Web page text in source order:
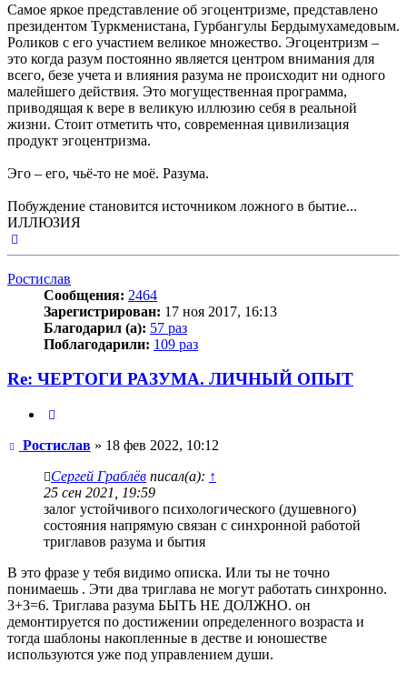
Самое яркое представление об эгоцентризме, представлено
президентом Туркменистана, Гурбангулы Бердымухамедовым.
Роликов с его участием великое множество. Эгоцентризм –
это когда разум постоянно является центром внимания для
всего, безе учета и влияния разума не происходит ни одного
малейшего действия. Это могущественная программа,
приводящая к вере в великую иллюзию себя в реальной
жизни. Стоит отметить что, современная цивилизация
продукт эгоцентризма.
Эго – его, чьё-то не моё. Разума.
Побуждение становится источником ложного в бытие...
ИЛЛЮЗИЯ
к
Ростислав
Сообщения: 2464
Зарегистрирован: 17 ноя 2017, 16:13
Благодарил (а): 57 раз
Поблагодарили: 109 раз
Re: ЧЕРТОГИ РАЗУМА. ЛИЧНЫЙ ОПЫТ
Сообщение
Ростислав» 18 фев 2022, 10:12
Сергей Граблёв писал(а): ↑
25 сен 2021, 19:59
залог устойчивого психологического (душевного)
состояния напрямую связан с синхронной работой
триглавов разума и бытия
В это фразе у тебя видимо описка. Или ты не точно
понимаешь . Эти два триглава не могут работать синхронно.
3+3=6. Триглава разума БЫТЬ НЕ ДОЛЖНО. он
демонтируется по достижении определенного возраста и
тогда шаблоны накопленные в дестве и юношестве
используются уже под управлением души.